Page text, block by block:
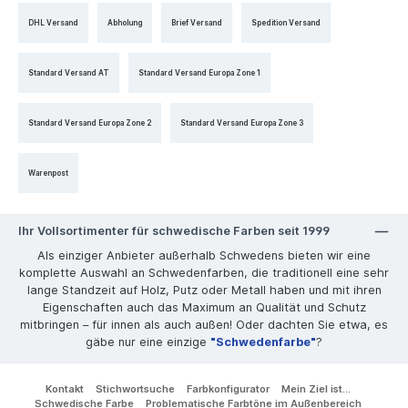
DHL Versand Abholung Brief Versand Spedition Versand
Standard Versand AT Standard Versand Europa Zone 1
Standard Versand Europa Zone 2 Standard Versand Europa Zone 3
Warenpost
Ihr Vollsortimenter für schwedische Farben seit 1999
Als einziger Anbieter außerhalb Schwedens bieten wir eine
komplette Auswahl an Schwedenfarben, die traditionell eine sehr
lange Standzeit auf Holz, Putz oder Metall haben und mit ihren
Eigenschaften auch das Maximum an Qualität und Schutz
mitbringen – für innen als auch außen! Oder dachten Sie etwa, es
gäbe nur eine einzige "Schwedenfarbe"?
Kontakt Stichwortsuche Farbkonfigurator
Mein Ziel ist...
Schwedische Farbe
Problematische Farbtöne im Außenbereich